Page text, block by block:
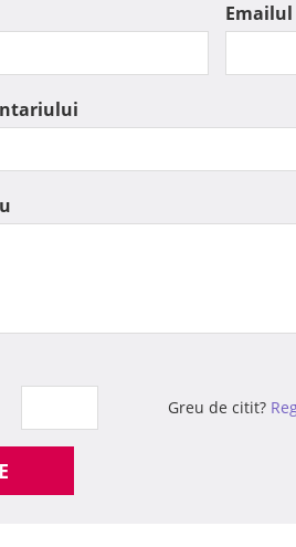
Greu de citit?